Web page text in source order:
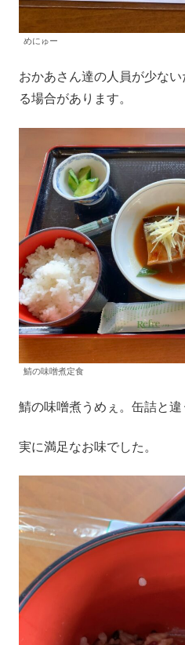
めにゅー
おかあさん達の人員が少な
る場合があります。
鯖の味噌煮定食
鯖の味噌煮うめぇ。缶詰と違
実に満足なお味でした。